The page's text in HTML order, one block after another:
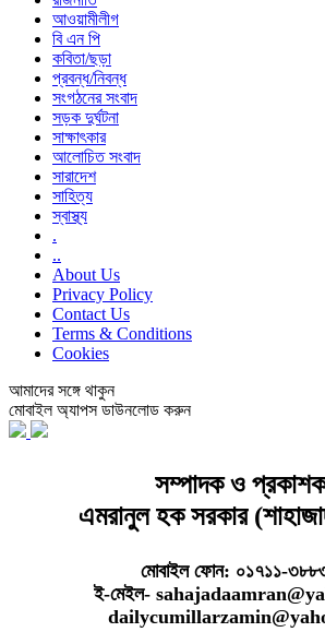
আওয়ামীলীগ
বি এন পি
কবিতা/ছড়া
প্রবন্ধ/নিবন্ধ
সংগঠনের সংবাদ
সড়ক দুর্ঘটনা
সাক্ষাৎকার
আলোচিত সংবাদ
সারাদেশ
সাহিত্য
স্বাস্থ্য
.
..
About Us
Privacy Policy
Contact Us
Terms & Conditions
Cookies
আমাদের সঙ্গে থাকুন
মোবাইল অ্যাপস ডাউনলোড করুন
সম্পাদক ও
এমরানুল হক সরকার
মোবাইল ফোন: ০১৭১১-
ই-মেইল-